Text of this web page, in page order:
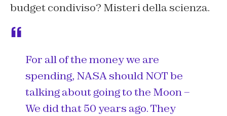
budget condiviso? Misteri della scienza.
For all of the money we are
spending, NASA should NOT be
talking about going to the Moon –
We did that 50 years ago. They